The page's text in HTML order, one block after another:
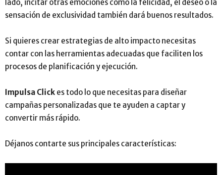
lado, incitar otras emociones como la felicidad, el deseo o la
sensación de exclusividad también dará buenos resultados.
Si quieres crear estrategias de alto impacto necesitas
contar con las herramientas adecuadas que faciliten los
procesos de planificación y ejecución.
Impulsa Click es todo lo que necesitas para diseñar
campañas personalizadas que te ayuden a captar y
convertir más rápido.
Déjanos contarte sus principales características: